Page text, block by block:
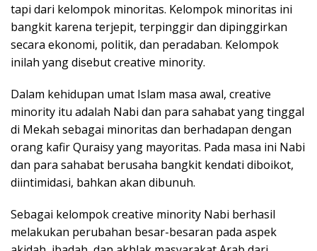
tapi dari kelompok minoritas. Kelompok minoritas ini
bangkit karena terjepit, terpinggir dan dipinggirkan
secara ekonomi, politik, dan peradaban. Kelompok
inilah yang disebut creative minority.
Dalam kehidupan umat Islam masa awal, creative
minority itu adalah Nabi dan para sahabat yang tinggal
di Mekah sebagai minoritas dan berhadapan dengan
orang kafir Quraisy yang mayoritas. Pada masa ini Nabi
dan para sahabat berusaha bangkit kendati diboikot,
diintimidasi, bahkan akan dibunuh.
Sebagai kelompok creative minority Nabi berhasil
melakukan perubahan besar-besaran pada aspek